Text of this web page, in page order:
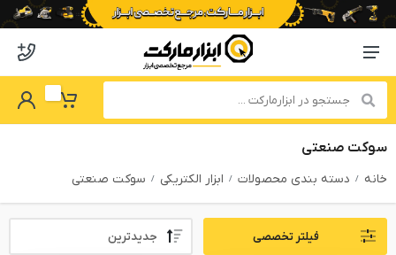
Menu Navigation
My Basket
Password
سوکت صنعتی
خانه دسته بندی محصولات ابزار الکتریکی سوکت صنعتی
PRODUCTS FILTERفیلتر تخصصی